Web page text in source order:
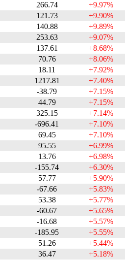
266.74
+9.97%
121.73
+9.90%
140.88
+9.89%
253.63
+9.07%
137.61
+8.68%
70.76
+8.06%
18.11
+7.92%
1217.81
+7.40%
-38.79
+7.15%
44.79
+7.15%
325.15
+7.14%
-696.41
+7.10%
69.45
+7.10%
95.55
+6.99%
13.76
+6.98%
-155.74
+6.30%
57.77
+5.90%
-67.66
+5.83%
53.38
+5.77%
-60.67
+5.65%
-16.68
+5.57%
-185.95
+5.55%
51.26
+5.44%
36.47
+5.18%